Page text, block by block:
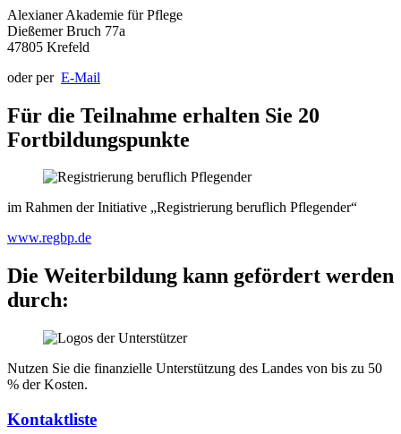
Alexianer Akademie für Pflege
Dießemer Bruch 77a
47805 Krefeld
oder per E-Mail
Für die Teilnahme erhalten Sie 20
Fortbildungspunkte
im Rahmen der Initiative „Registrierung beruflich Pflegender“
www.regbp.de
Die Weiterbildung kann gefördert werden
durch:
Nutzen Sie die finanzielle Unterstützung des Landes von bis zu 50
% der Kosten.
Kontaktliste